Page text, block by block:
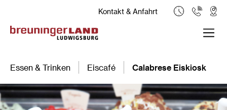
Kontakt & Anfahrt
Essen & Trinken Eiscafé Calabrese Eiskiosk